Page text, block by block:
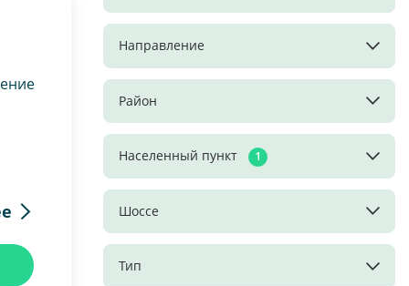
Направление
Район
Населенный пункт 1
Шоссе
Тип